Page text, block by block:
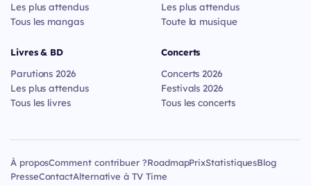
Les plus attendus
Tous les mangas
Livres & BD
Parutions 2026
Les plus attendus
Tous les livres
Les plus attendus
Toute la musique
Concerts
Concerts 2026
Festivals 2026
Tous les concerts
À proposComment contribuer ?RoadmapPrixStatistiquesBlog
PresseContactAlternative à TV Time